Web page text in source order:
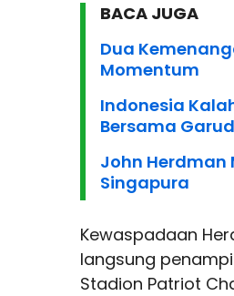
BACA JUGA
Dua
Momentum
Indonesia
Bersama
John Herdman
Singapura
Kewaspadaan
langsung
Stadion Patriot